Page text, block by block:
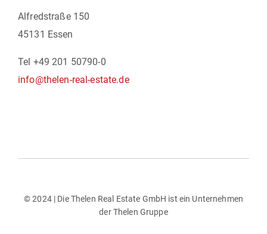
Alfredstraße 150
45131 Essen
Tel +49 201 50790-0
info@thelen-real-estate.de
Impressum
Datenschutz
© 2024 | Die Thelen Real Estate GmbH ist ein Unternehmen
der Thelen Gruppe